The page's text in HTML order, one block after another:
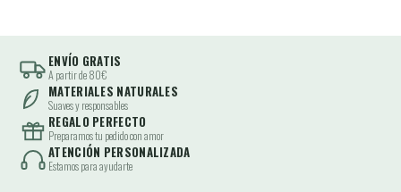
ENVÍO GRATIS
A partir de 80€
MATERIALES NATURALES
Suaves y responsables
REGALO PERFECTO
Preparamos tu pedido con amor
ATENCIÓN PERSONALIZADA
Estamos para ayudarte